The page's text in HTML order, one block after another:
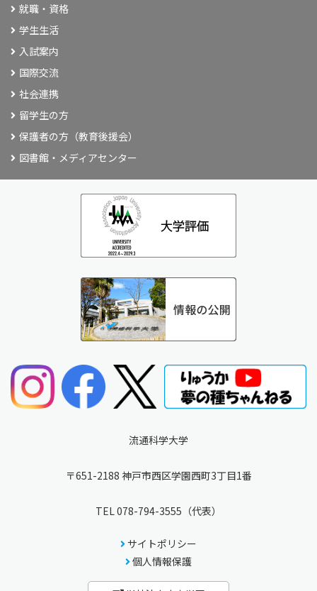
就職・資格
学生生活
入試案内
国際交流
社会連携
留学生の方
保護者の方（教育後援会）
図書館・メディアセンター
流通科学大学
〒651-2188 神戸市西区学園西町3丁目1番
TEL 078-794-3555 （代表）
サイトポリシー
個人情報保護